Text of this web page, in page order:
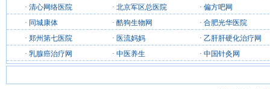
· 清心网络医院 · 北京军区总医院 · 偏方吧网
· 同城康体 · 酷狗生物网 · 合肥光华医院
· 郑州第七医院 · 医流妈妈 · 乙肝肝硬化治疗网
· 乳腺癌治疗网 · 中医养生 · 中国针灸网